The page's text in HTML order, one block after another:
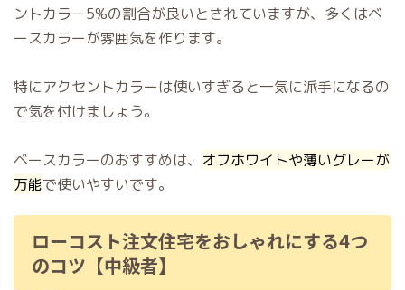
ントカラー5%の割合が良いとされていますが、多くはベ
ースカラーが雰囲気を作ります。
特にアクセントカラーは使いすぎると一気に派手になるの
で気を付けましょう。
ベースカラーのおすすめは、 オフホワイトや薄いグレーが
万能で使いやすいです。
ローコスト注文住宅をおしゃれにする4つ
のコツ【中級者】